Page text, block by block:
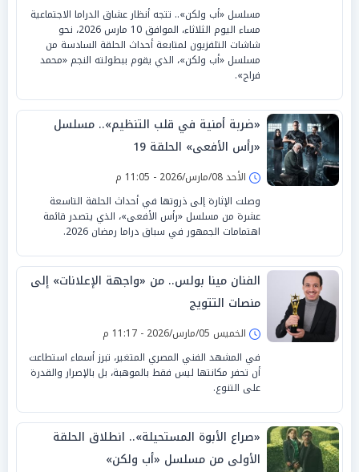
مسلسل «أب ولكن».. تتجه أنظار عشاق الدراما الاجتماعية
مساء اليوم الثلاثاء، الموافق 10 مارس 2026، نحو
شاشات التلفزيون لمتابعة أحداث الحلقة السادسة من
مسلسل «أب ولكن»، الذي يقوم ببطولته النجم «محمد
فراج».
«ضربة أمنية في قلب التنظيم».. مسلسل
«رأس الأفعى» الحلقة 19
الأحد 08/مارس/2026 - 11:05 م
وصلت الإثارة إلى ذروتها في أحداث الحلقة التاسعة
عشرة من مسلسل «رأس الأفعى»، الذي يتصدر قائمة
اهتمامات الجمهور في سباق دراما رمضان 2026.
الفنان مينا بولس.. من «واجهة الإعلانات» إلى
منصات التتويج
الخميس 05/مارس/2026 - 11:17 م
في المشهد الفني المصري المتغير، تبرز أسماء استطاعت
أن تحفر مكانتها ليس فقط بالموهبة، بل بالإصرار والقدرة
على التنوع.
«صراع الأبوة المستحيلة».. انطلاق الحلقة
الأولى من مسلسل «أب ولكن»